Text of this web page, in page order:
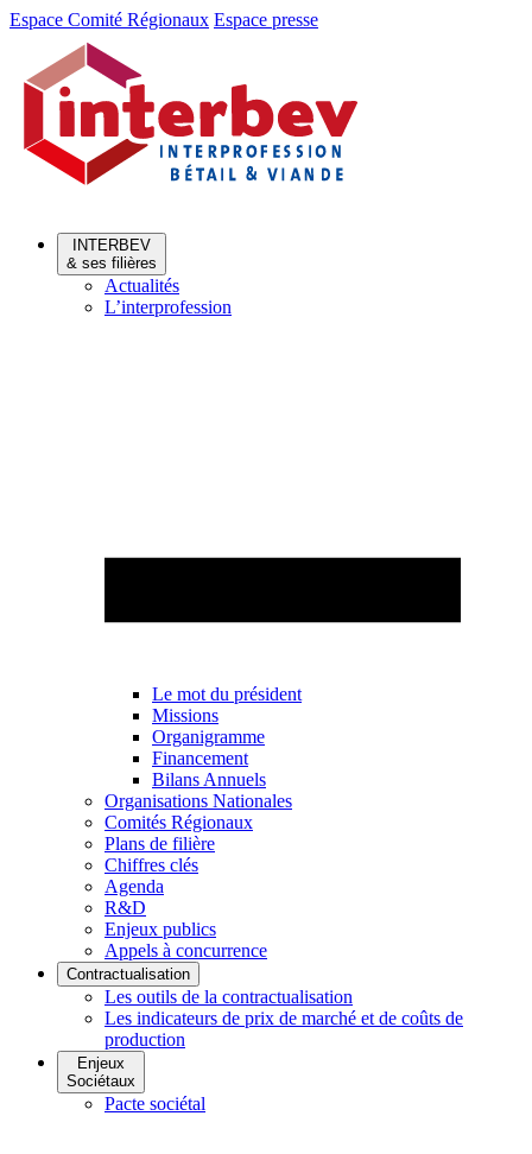
Aller
Aller
contenu
Espace Comité Régionaux Espace presse
INTERBEV
& ses filières
Actualités
L’interprofession
Le mot du président
Missions
Organigramme
Financement
Bilans Annuels
Organisations Nationales
Comités Régionaux
Plans de filière
Chiffres clés
Agenda
R&D
Enjeux publics
Appels à concurrence
Contractualisation
Les outils de la contractualisation
Les indicateurs de prix de marché et de coûts de
production
Enjeux
Sociétaux
Pacte sociétal